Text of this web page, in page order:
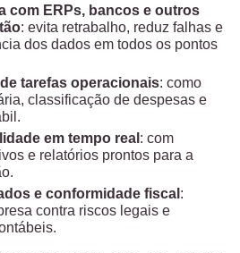
com ERPs, bancos e outros
: evita retrabalho, reduz falhas e
dos dados em todos os pontos
tarefas operacionais: como
classificação de despesas e
em tempo real : com
e relatórios prontos para a
e conformidade fiscal :
contra riscos legais e